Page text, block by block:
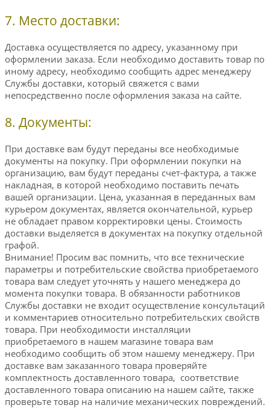
7. Место доставки:
Доставка осуществляется по адресу, указанному при
оформлении заказа. Если необходимо доставить товар по
иному адресу, необходимо сообщить адрес менеджеру
Службы доставки, который свяжется с вами
непосредственно после оформления заказа на сайте.
8. Документы:
При доставке вам будут переданы все необходимые
документы на покупку. При оформлении покупки на
организацию, вам будут переданы счет-фактура, а также
накладная, в которой необходимо поставить печать
вашей организации. Цена, указанная в переданных вам
курьером документах, является окончательной, курьер
не обладает правом корректировки цены. Стоимость
доставки выделяется в документах на покупку отдельной
графой.
Внимание! Просим вас помнить, что все технические
параметры и потребительские свойства приобретаемого
товара вам следует уточнять у нашего менеджера до
момента покупки товара. В обязанности работников
Службы доставки не входит осуществление консультаций
и комментариев относительно потребительских свойств
товара. При необходимости инсталляции
приобретаемого в нашем магазине товара вам
необходимо сообщить об этом нашему менеджеру. При
доставке вам заказанного товара проверяйте
комплектность доставленного товара, соответствие
доставленного товара описанию на нашем сайте, также
проверьте товар на наличие механических повреждений.